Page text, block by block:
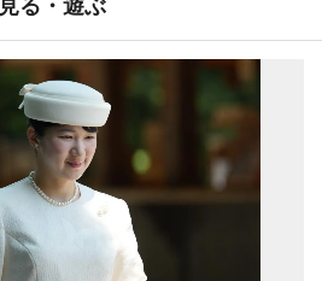
見る・遊ぶ